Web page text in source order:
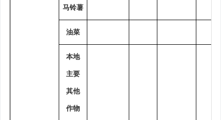
马铃薯
油菜
本地
主要
其他
作物